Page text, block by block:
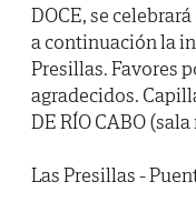
DOCE, se
a continuación la
Presillas. Favores
agradecidos.
DE RÍO CABO (sala
Las Presillas -